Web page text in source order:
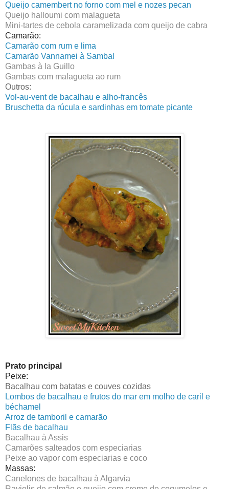
Queijo camembert no forno com mel e nozes pecan
Queijo halloumi com malagueta
Mini-tartes de cebola caramelizada com queijo de cabra
Camarão:
Camarão com rum e lima
Camarão Vannamei à Sambal
Gambas à la Guillo
Gambas com malagueta ao rum
Outros:
Vol-au-vent de bacalhau e alho-francês
Bruschetta da rúcula e sardinhas em tomate picante
Prato principal
Peixe:
Bacalhau com batatas e couves cozidas
Lombos de bacalhau e frutos do mar em molho de caril e
béchamel
Arroz de tamboril e camarão
Flãs de bacalhau
Bacalhau à Assis
Camarões salteados com especiarias
Peixe ao vapor com especiarias e coco
Massas:
Canelones de bacalhau à Algarvia